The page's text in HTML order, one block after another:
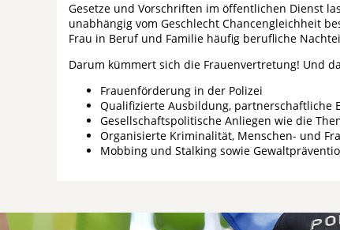
Gesetze und Vorschriften im öffentlichen Dienst
unabhängig vom Geschlecht Chancengleichheit
Frau in Beruf und Familie häufig berufliche
Darum kümmert sich die Frauenvertretung! Und
Frauenförderung in der Polizei
Qualifizierte Ausbildung, partnerschaftliche
Gesellschaftspolitische Anliegen wie die
Organisierte Kriminalität, Menschen- und
Mobbing und Stalking sowie